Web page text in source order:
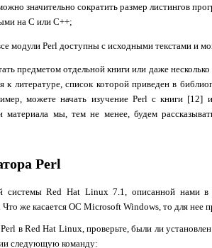
значительно сократить размер листингов
на С или С++;
модулиPerl доступны с исходными текстами и
предметом отдельной книги или даже
литературе, список которой приведен в
можете начать изучение Perlс книги [12]
материала мы, тем не менее, будем
Perl
системыRed Hat Linux7.1, описанной нами в
Что же касается ОС Microsoft Windows, то для нее
Perl в Red Hat Linux, проверьте, были ли
следующую команду: